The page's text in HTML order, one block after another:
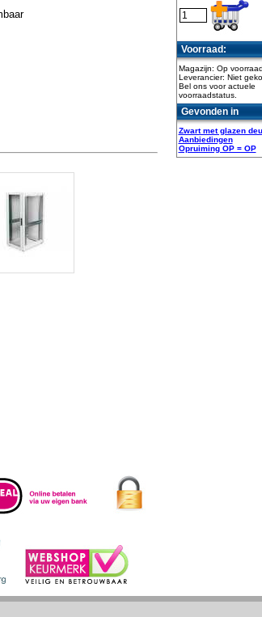
Voorraad:
Magazijn: Op voorraad
Leverancier: Niet
Bel ons voor actuele
voorraadstatus.
Gevonden in
Zwart met glazen
Aanbiedingen
Opruiming OP = OP